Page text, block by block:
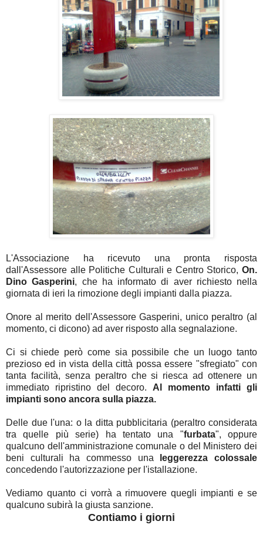
L'Associazione ha ricevuto una pronta risposta
dall'Assessore alle Politiche Culturali e Centro Storico, On.
Dino Gasperini, che ha informato di aver richiesto nella
giornata di ieri la rimozione degli impianti dalla piazza.
Onore al merito dell'Assessore Gasperini, unico peraltro (al
momento, ci dicono) ad aver risposto alla segnalazione.
Ci si chiede però come sia possibile che un luogo tanto
prezioso ed in vista della città possa essere "sfregiato" con
tanta facilità, senza peraltro che si riesca ad ottenere un
immediato ripristino del decoro. Al momento infatti gli
impianti sono ancora sulla piazza.
Delle due l'una: o la ditta pubblicitaria (peraltro considerata
tra quelle più serie) ha tentato una "furbata", oppure
qualcuno dell'amministrazione comunale o del Ministero dei
beni culturali ha commesso una
leggerezza colossale
concedendo l'autorizzazione per l'istallazione.
Vediamo quanto ci vorrà a rimuovere quegli impianti e se
qualcuno subirà la giusta sanzione.
Contiamo i giorni